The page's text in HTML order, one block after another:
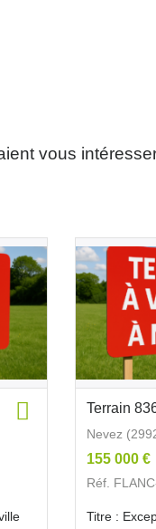
vous
Terrain
Nevez
155 000 €
Réf.
Titre :